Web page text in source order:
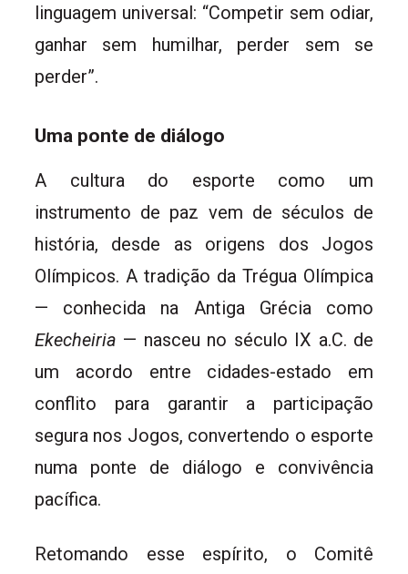
linguagem universal: “Competir sem odiar,
ganhar sem humilhar, perder sem se
perder”.
Uma ponte de diálogo
A cultura do esporte como um
instrumento de paz vem de séculos de
história, desde as origens dos Jogos
Olímpicos. A tradição da Trégua Olímpica
— conhecida na Antiga Grécia como
Ekecheiria — nasceu no século IX a.C. de
um acordo entre cidades-estado em
conflito para garantir a participação
segura nos Jogos, convertendo o esporte
numa ponte de diálogo e convivência
pacífica.
Retomando esse espírito, o Comitê